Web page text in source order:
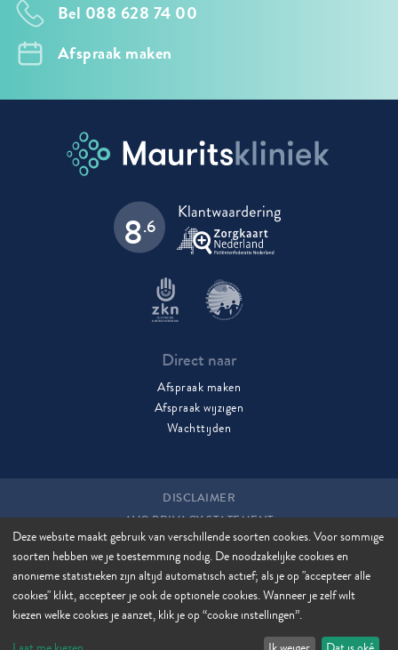
Bel 088 628 74 00
Afspraak maken
8.6
Direct naar
Afspraak maken
Afspraak wijzigen
Wachttijden
DISCLAIMER
AVG PRIVACY STATEMENT
COOKIES
COOKIE MANAGER
SITEMAP
Deze website maakt gebruik van verschillende soorten cookies. Voor sommige
soorten hebben we je toestemming nodig. De noodzakelijke cookies en
anonieme statistieken zijn altijd automatisch actief; als je op "accepteer alle
cookies" klikt, accepteer je ook de optionele cookies. Wanneer je zelf wilt
kiezen welke cookies je aanzet, klik je op “cookie instellingen”.